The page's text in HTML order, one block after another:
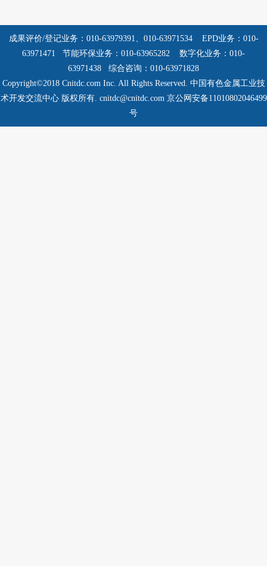
成果评价/登记业务：010-63979391、010-63971534
EPD业务：010-
63971471 节能环保业务：010-63965282
数字化业务：010-
63971438 综合咨询：010-63971828
Copyright©2018 Cnitdc.com Inc. All Rights Reserved. 中国有色金属工业技
术开发交流中心 版权所有. cnitdc@cnitdc.com 京公网安备11010802046499
号